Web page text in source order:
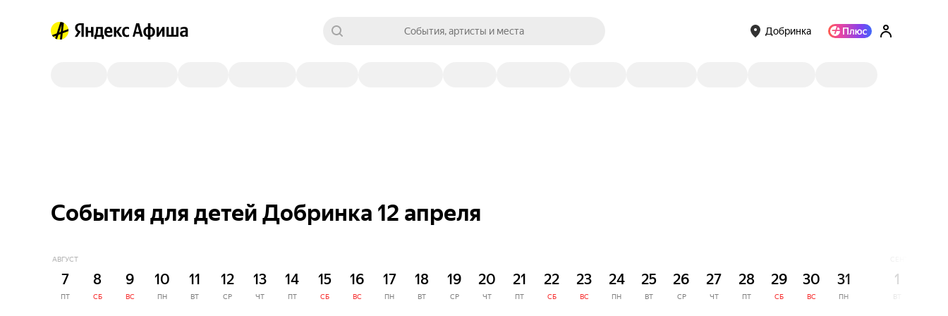
События, артисты и места Добринка
События для детей Добринка 12 апреля
АВГУСТ
7
ПТ
8
СБ
9
ВС
10
ПН
11
ВТ
12
СР
13
ЧТ
14
ПТ
15
СБ
16
ВС
17
ПН
18
ВТ
19
СР
20
ЧТ
21
ПТ
22
СБ
23
ВС
24
ПН
25
ВТ
26
СР
27
ЧТ
28
ПТ
29
СБ
30
ВС
31
ПН
1
ВТ